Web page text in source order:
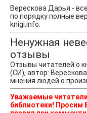
Верескова Дарья -
по порядку полные
knigi.info.
Ненужная
отзывы
Отзывы читателей о
(СИ), автор:
мнения людей о
Уважаемые
библиотеки! Просим